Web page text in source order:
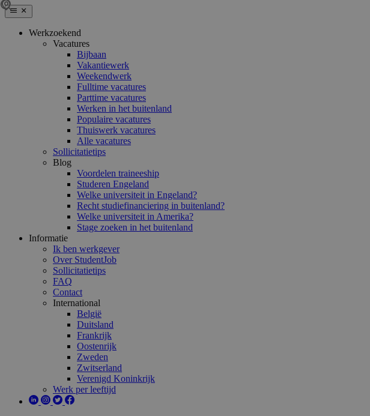
Werkzoekend
Vacatures
Bijbaan
Vakantiewerk
Weekendwerk
Fulltime vacatures
Parttime vacatures
Werken in het buitenland
Populaire vacatures
Thuiswerk vacatures
Alle vacatures
Sollicitatietips
Blog
Voordelen traineeship
Studeren Engeland
Welke universiteit in Engeland?
Recht studiefinanciering in buitenland?
Welke universiteit in Amerika?
Stage zoeken in het buitenland
Informatie
Ik ben werkgever
Over StudentJob
Sollicitatietips
FAQ
Contact
International
België
Duitsland
Frankrijk
Oostenrijk
Zweden
Zwitserland
Verenigd Koninkrijk
Werk per leeftijd